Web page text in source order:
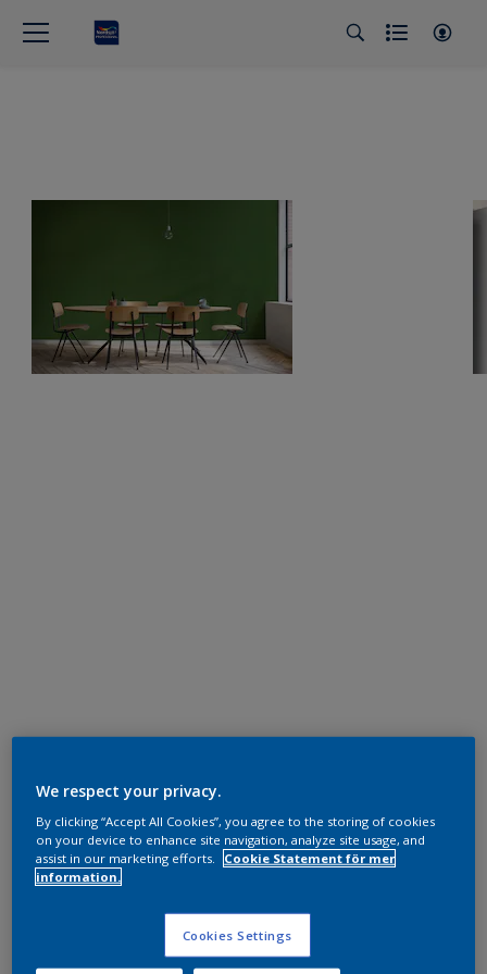
We respect your privacy.
By clicking “Accept All Cookies”, you agree to the storing of cookies
on your device to enhance site navigation, analyze site usage, and
assist in our marketing efforts.
Cookie Statement för mer
information.
Cookies Settings